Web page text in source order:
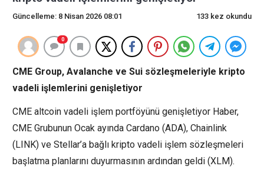
Güncelleme: 8 Nisan 2026 08:01 133 kez okundu
0
CME Group, Avalanche ve Sui sözleşmeleriyle kripto
vadeli işlemlerini genişletiyor
CME altcoin vadeli işlem portföyünü genişletiyor Haber,
CME Grubunun Ocak ayında Cardano (ADA), Chainlink
(LINK) ve Stellar’a bağlı kripto vadeli işlem sözleşmeleri
başlatma planlarını duyurmasının ardından geldi (XLM).